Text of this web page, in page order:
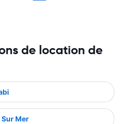
de location de
Mer